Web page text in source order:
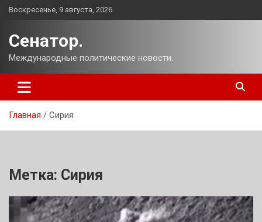
Перейти
Воскресенье, 9 августа, 2026
Сенатор.
Международные политические новости.
Главная Сирия
Метка: Сирия